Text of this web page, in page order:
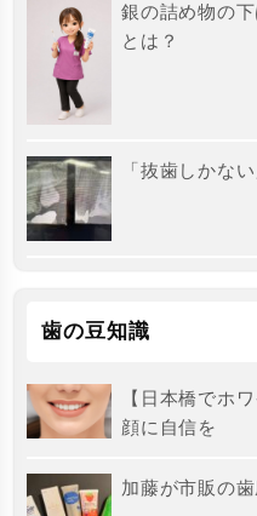
銀の詰め物の
とは？
「抜歯しかな
歯の豆知識
【日本橋でホ
顔に自信を
加藤が市販の